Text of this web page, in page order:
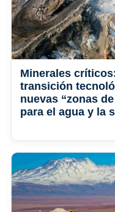
Minerales
transición
nuevas “zonas
para el agua y la